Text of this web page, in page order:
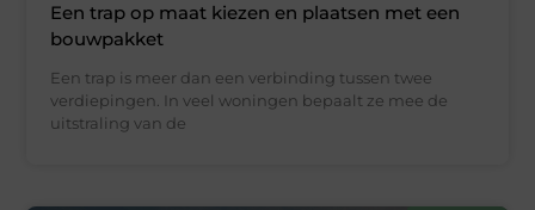
Een trap op maat kiezen en plaatsen met een
bouwpakket
Een trap is meer dan een verbinding tussen twee
verdiepingen. In veel woningen bepaalt ze mee de
uitstraling van de